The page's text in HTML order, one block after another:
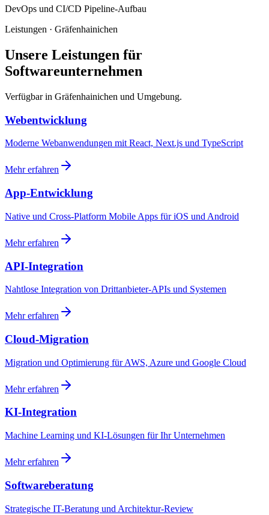
DevOps und CI/CD Pipeline-Aufbau
Leistungen · Gräfenhainichen
Unsere Leistungen für
Softwareunternehmen
Verfügbar in Gräfenhainichen und Umgebung.
Webentwicklung
Moderne Webanwendungen mit React, Next.js und TypeScript
Mehr erfahren
App-Entwicklung
Native und Cross-Platform Mobile Apps für iOS und Android
Mehr erfahren
API-Integration
Nahtlose Integration von Drittanbieter-APIs und Systemen
Mehr erfahren
Cloud-Migration
Migration und Optimierung für AWS, Azure und Google Cloud
Mehr erfahren
KI-Integration
Machine Learning und KI-Lösungen für Ihr Unternehmen
Mehr erfahren
Softwareberatung
Strategische IT-Beratung und Architektur-Review